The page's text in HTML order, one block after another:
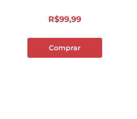
R$99,99
Comprar